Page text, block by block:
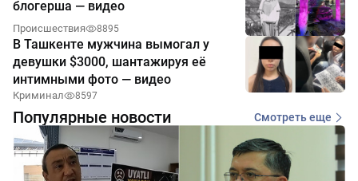
блогерша — видео
Происшествия 8895
В Ташкенте мужчина вымогал у
девушки $3000, шантажируя её
интимными фото — видео
Криминал 8597
Популярные новости Смотреть еще